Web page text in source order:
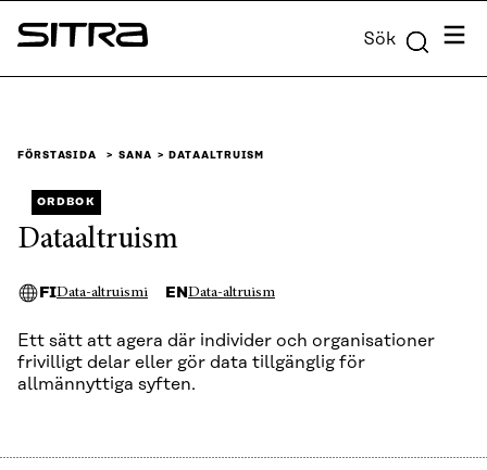
Skip to
content
Sitra Sök Meny
FÖRSTASIDA SANA DATAALTRUISM
ORDBOK
Dataaltruism
FIData-altruismi EN Data-altruism
Ett sätt att agera där individer och organisationer
frivilligt delar eller gör data tillgänglig för
allmännyttiga syften.